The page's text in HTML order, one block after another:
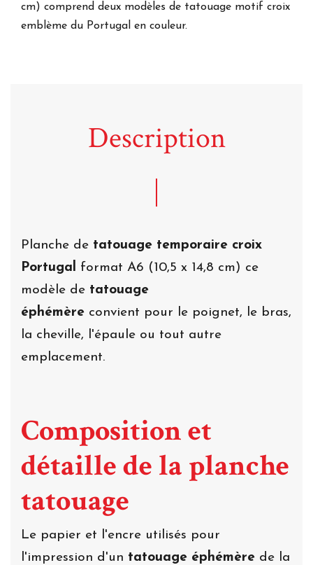
cm) comprend deux modèles de tatouage motif croix
emblème du Portugal en couleur.
Description
Planche de tatouage temporaire croix
Portugal format A6 (10,5 x 14,8 cm) ce
modèle de tatouage
éphémère convient pour le poignet, le bras,
la cheville, l'épaule ou tout autre
emplacement.
Composition et
détaille de la planche
tatouage
Le papier et l'encre utilisés pour
l'impression d'un tatouage éphémère de la